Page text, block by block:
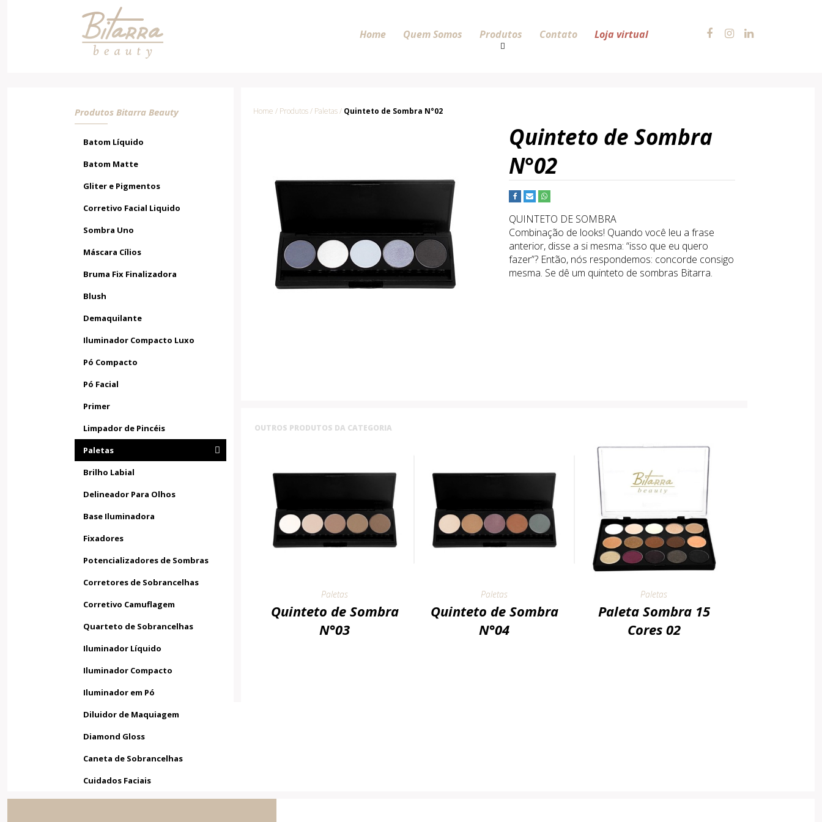
Quinteto de Sombra N°02
Home Quem Somos Produtos Contato Loja virtual
Produtos Bitarra Beauty
Batom Líquido
Batom Matte
Gliter e Pigmentos
Corretivo Facial Liquido
Sombra Uno
Máscara Cílios
Bruma Fix Finalizadora
Blush
Demaquilante
Iluminador Compacto Luxo
Pó Compacto
Pó Facial
Primer
Limpador de Pincéis
Paletas
Brilho Labial
Delineador Para Olhos
Base Iluminadora
Fixadores
Potencializadores de Sombras
Corretores de Sobrancelhas
Corretivo Camuflagem
Quarteto de Sobrancelhas
Iluminador Líquido
Iluminador Compacto
Iluminador em Pó
Diluidor de Maquiagem
Diamond Gloss
Caneta de Sobrancelhas
Cuidados Faciais
Home / Produtos / Paletas / Quinteto de Sombra N°02
Quinteto de Sombra
N°02
QUINTETO DE SOMBRA
Combinação de looks! Quando você leu a frase
anterior, disse a si mesma: “isso que eu quero
fazer”? Então, nós respondemos: concorde consigo
mesma. Se dê um quinteto de sombras Bitarra.
OUTROS PRODUTOS DA CATEGORIA
Paletas
Quinteto de Sombra
N°03
Paletas
Quinteto de Sombra
N°04
Paletas
Paleta Sombra 15
Cores 02